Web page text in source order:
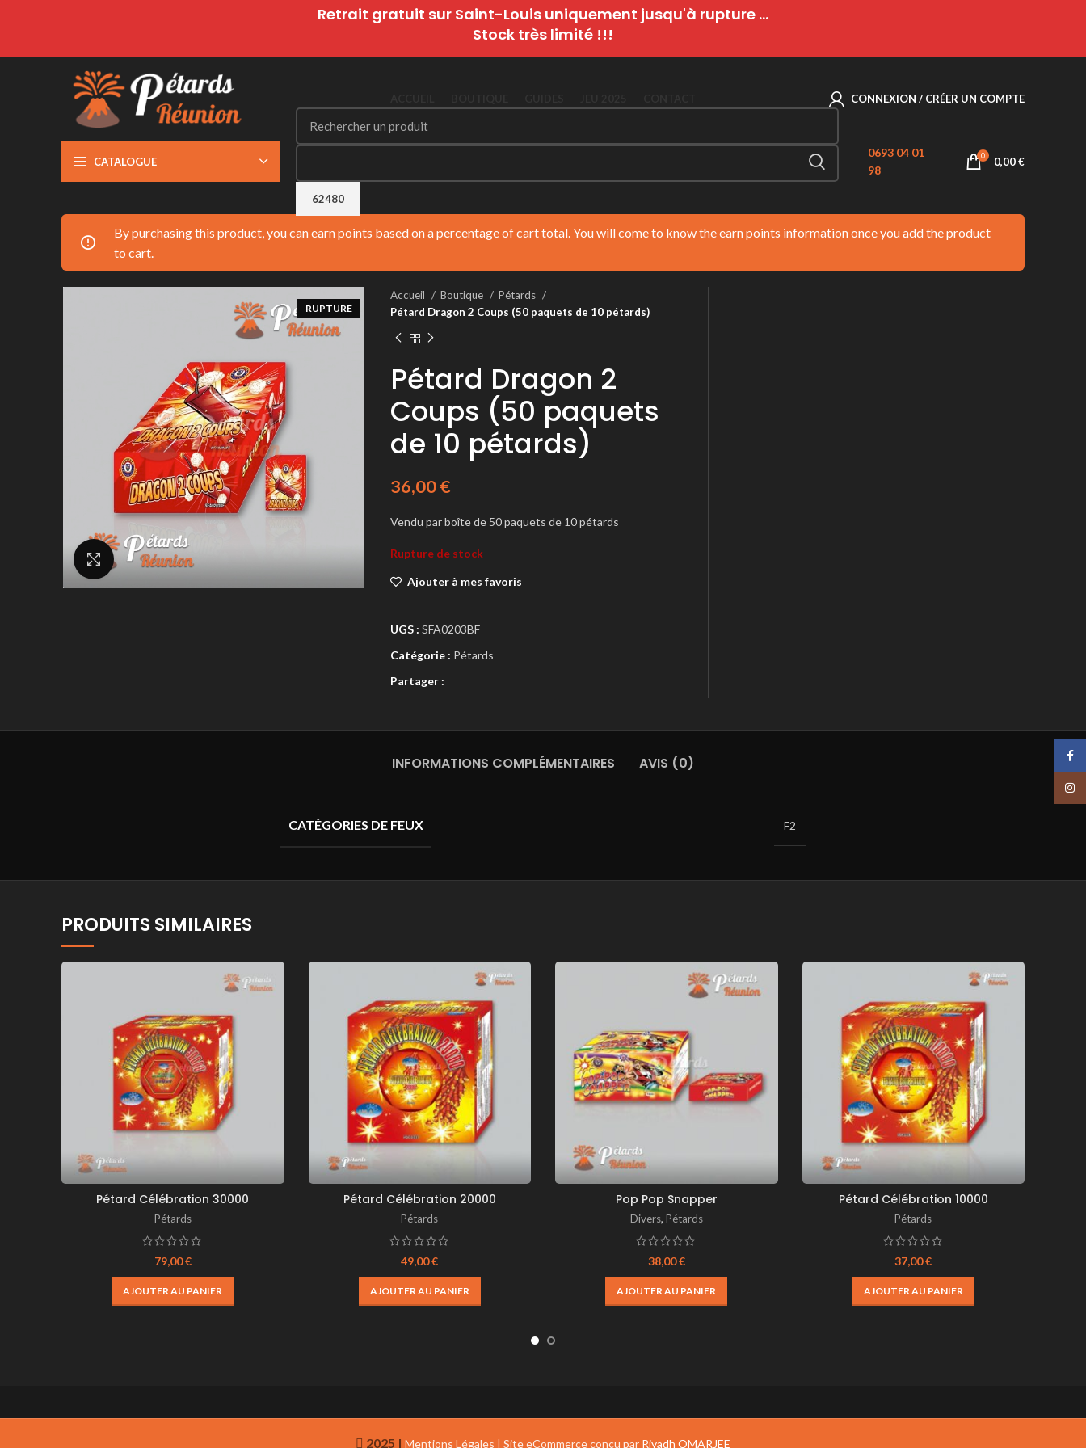
CONNEXION / CRÉER UN COMPTE
CATALOGUE
0693 04 01
98
0 0,00€
By purchasing this product, you can earn points based on a percentage of cart total. You will come to know the earn points information once you add the product
to cart.
RUPTURE
Agrandir
Accueil Boutique
Pétards
Pétard Dragon 2 Coups (50 paquets de 10 pétards)
Pétard Dragon 2
Coups (50 paquets
de 10 pétards)
36,00€
Vendu par boîte de 50 paquets de 10 pétards
Rupture de stock
Ajouter à mes favoris
UGS :SFA0203BF
Catégorie : Pétards
Partager :
INFORMATIONS COMPLÉMENTAIRES AVIS (0)
CATÉGORIES DE FEUX F2
PRODUITS SIMILAIRES
Pétard Célébration 30000
Pétards
79,00€
AJOUTER AU PANIER
Pétard Célébration 20000
Pétards
49,00€
AJOUTER AU PANIER
Pop Pop Snapper
Divers, Pétards
38,00€
AJOUTER AU PANIER
Pétard Célébration 10000
Pétards
37,00€
AJOUTER AU PANIER
2025 | Mentions Légales Site eCommerce conçu par Riyadh OMARJEE
Retrait gratuit sur Saint-Louis uniquement jusqu'à rupture ...
Stock très limité !!!